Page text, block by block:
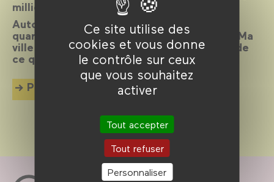
Ce site utilise des
cookies et vous donne
le contrôle sur ceux
que vous souhaitez
activer
Tout accepter
Tout refuser
Personnaliser
milliers de films.
Autour d’un réalisateur, d’un acteur, d’un
quartier, d’une époque ou d’un thème, CinéMa
ville propose chaque mois une exploration de
ce qui palpite dans la cité.
Plus d'info